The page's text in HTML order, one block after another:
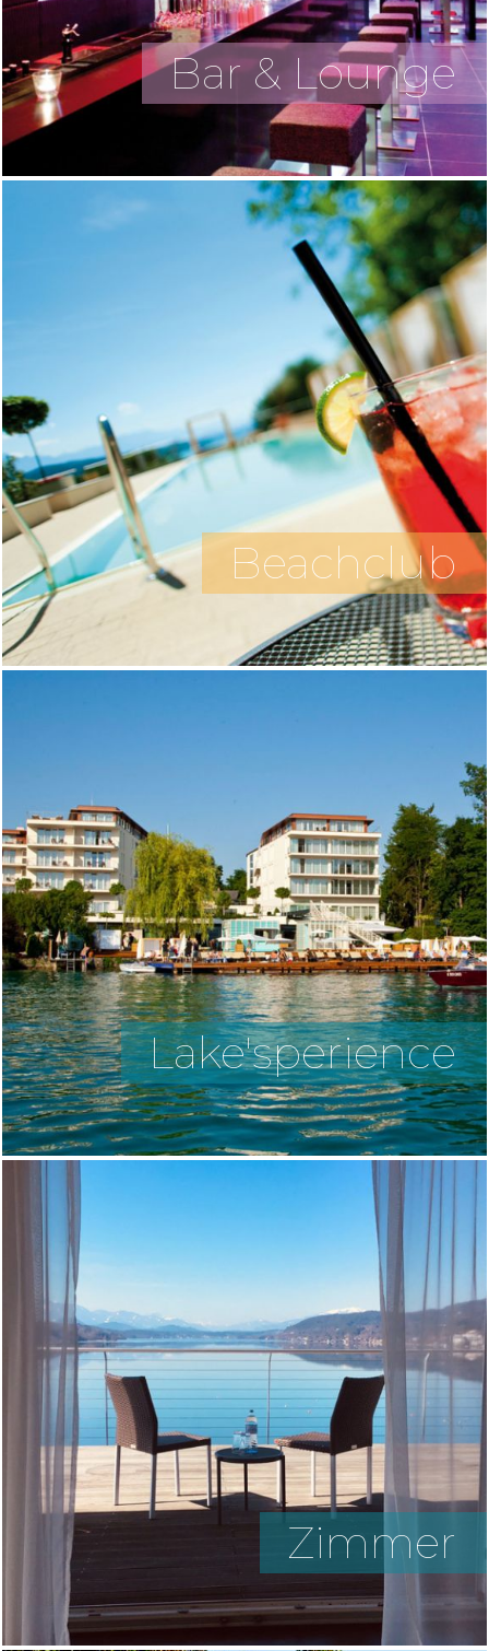
Bar & Lounge
Beachclub
Lake'sperience
Zimmer